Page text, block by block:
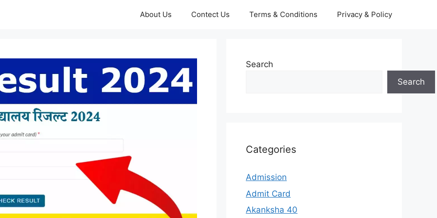
About Us Contect Us Terms & Conditions Privacy & Policy
Search
Search
Categories
Admission
Admit Card
Akanksha 40